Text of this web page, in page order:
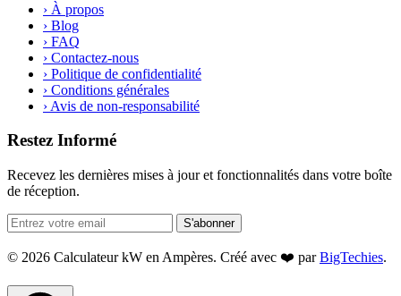
› À propos
› Blog
› FAQ
› Contactez-nous
› Politique de confidentialité
› Conditions générales
› Avis de non-responsabilité
Restez Informé
Recevez les dernières mises à jour et fonctionnalités dans votre boîte
de réception.
S'abonner
© 2026 Calculateur kW en Ampères. Créé avec ❤️ parBigTechies.